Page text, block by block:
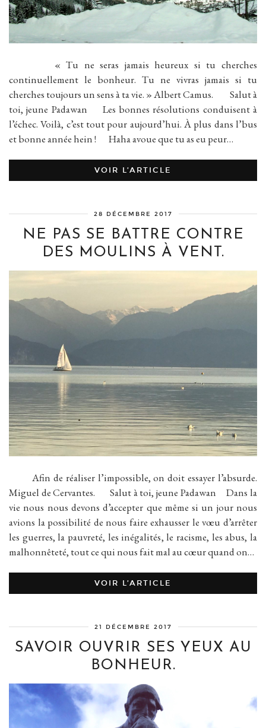
« Tu ne seras jamais heureux si tu cherches
continuellement le bonheur. Tu ne vivras jamais si tu
cherches toujours un sens à ta vie. » Albert Camus. Salut à
toi, jeune Padawan Les bonnes résolutions conduisent à
l’échec. Voilà, c’est tout pour aujourd’hui. À plus dans l’bus
et bonne année hein ! Haha avoue que tu as eu peur…
VOIR L’ARTICLE
28 DÉCEMBRE 2017
NE PAS SE BATTRE CONTRE
DES MOULINS À VENT.
Afin de réaliser l’impossible, on doit essayer l’absurde.
Miguel de Cervantes. Salut à toi, jeune Padawan Dans la
vie nous nous devons d’accepter que même si un jour nous
avions la possibilité de nous faire exhausser le vœu d’arrêter
les guerres, la pauvreté, les inégalités, le racisme, les abus, la
malhonnêteté, tout ce qui nous fait mal au cœur quand on…
VOIR L’ARTICLE
21 DÉCEMBRE 2017
SAVOIR OUVRIR SES YEUX AU
BONHEUR.